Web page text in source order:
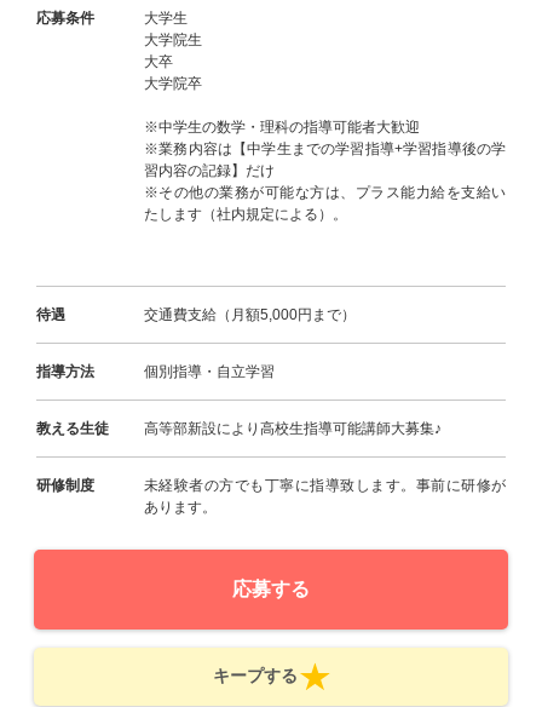
応募条件
大学生
大学院生
大卒
大学院卒
※中学生の数学・理科の指導可能者大歓迎
※業務内容は【中学生までの学習指導+学習指導後の学
習内容の記録】だけ
※その他の業務が可能な方は、プラス能力給を支給い
たします（社内規定による）。
待遇 交通費支給（月額5,000円まで）
指導方法 個別指導・自立学習
教える生徒 高等部新設により高校生指導可能講師大募集♪
研修制度
未経験者の方でも丁寧に指導致します。事前に研修が
あります。
応募する
キープする